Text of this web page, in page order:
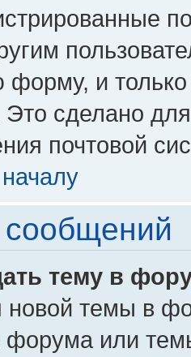
и
сделано
почтовой
тему в
новой темы в
форума или